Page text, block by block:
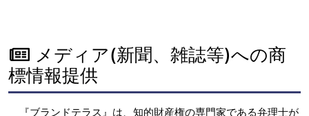
メディア(新聞、雑誌等)への商
標情報提供
『ブランドテラス』は、知的財産権の専門家である弁理士が